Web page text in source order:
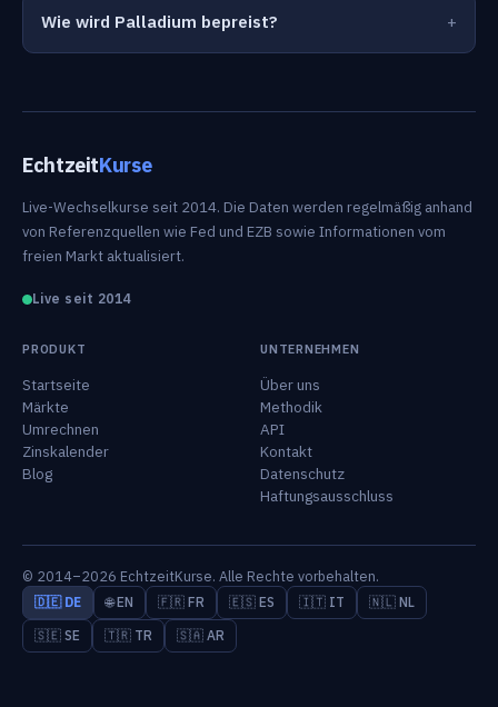
Wie wird Palladium bepreist?
EchtzeitKurse
Live-Wechselkurse seit 2014. Die Daten werden regelmäßig anhand
von Referenzquellen wie Fed und EZB sowie Informationen vom
freien Markt aktualisiert.
Live seit 2014
PRODUKT
Startseite
Märkte
Umrechnen
Zinskalender
Blog
UNTERNEHMEN
Über uns
Methodik
API
Kontakt
Datenschutz
Haftungsausschluss
© 2014–2026 EchtzeitKurse. Alle Rechte vorbehalten.
🇩🇪 DE 🌐 EN 🇫🇷 FR 🇪🇸 ES 🇮🇹 IT
🇳🇱 NL
🇸🇪 SE
🇹🇷 TR 🇸🇦 AR